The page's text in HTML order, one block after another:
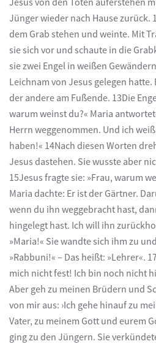
Jünger wieder nach Hause zurück.
dem Grab stehen und weinte. Mit
sie sich vor und schaute in die
sie zwei Engel in weißen
Leichnam von Jesus gelegen hatte.
der andere am Fußende. 13Die
warum weinst du?« Maria
Herrn weggenommen. Und ich
haben!« 14Nach diesen Worten
Jesus dastehen. Sie wusste aber
15Jesus fragte sie: »Frau, warum
Maria dachte: Er ist der Gärtner.
wenn du ihn weggebracht hast,
hingelegt hast. Ich will ihn
»Maria!« Sie wandte sich ihm zu
»Rabbuni!« – Das heißt: »Lehrer«.
mich nicht fest! Ich bin noch nicht
Aber geh zu meinen Brüdern und
von mir aus: ›Ich gehe hinauf zu
Vater, zu meinem Gott und eurem
ging zu den Jüngern. Sie